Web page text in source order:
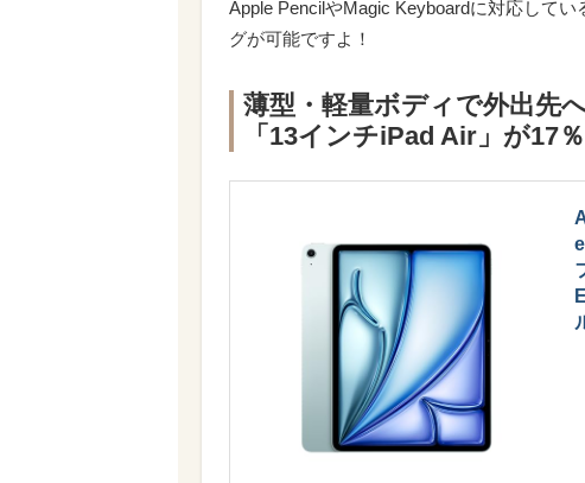
Apple PencilやMagic Keyboardに対応して
グが可能ですよ！
薄型・軽量ボディで外出先
「13インチiPad Air」が17